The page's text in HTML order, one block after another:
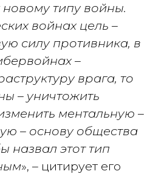
новому типу войны.
войнах цель –
силу противника, в
–
врага, то
– уничтожить
ментальную –
– основу общества
назвал этот тип
», – цитирует его